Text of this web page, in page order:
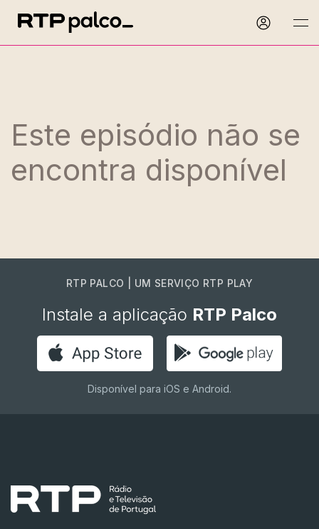
Este episódio não se
encontra disponível
RTP PALCO | UM SERVIÇO RTP PLAY
Instale a aplicação RTP Palco
Disponível para iOS e Android.